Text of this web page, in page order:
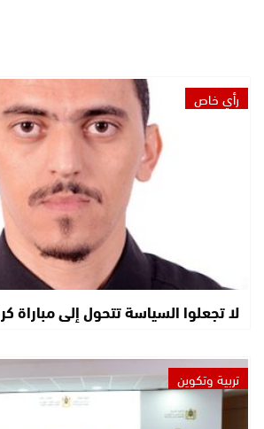
رأي خاص
لا تجعلوا السياسة تتحول إلى مباراة
تربية وتكوين